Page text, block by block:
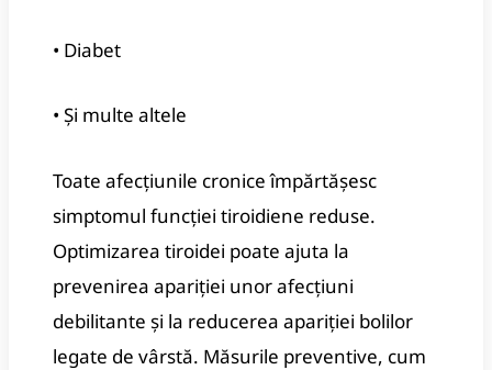
• Diabet
• Și multe altele
Toate afecțiunile cronice împărtășesc
simptomul funcției tiroidiene reduse.
Optimizarea tiroidei poate ajuta la
prevenirea apariției unor afecțiuni
debilitante și la reducerea apariției bolilor
legate de vârstă. Măsurile preventive, cum